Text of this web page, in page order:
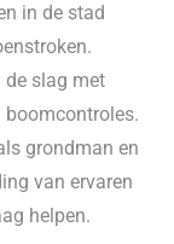
in de stad
de slag met
boomcontroles.
grondman en
van ervaren
helpen.